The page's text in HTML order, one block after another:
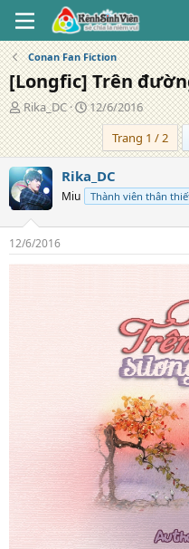
Conan Fan Fiction
[Longfic] Trên
T
á
c
g
i
ả
Rika_DC
N
g
à
y
đ
ă
n
12/6/2016
Trang 1 / 2
Rika_DC
Miu Thành viên thân
12/6/2016